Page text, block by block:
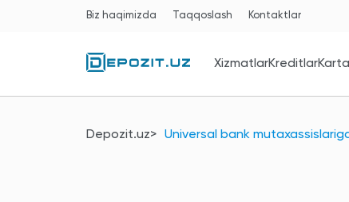
Biz haqimizda Taqqoslash Kontaktlar
XizmatlarKreditlar
Depozit.uz Universal bank